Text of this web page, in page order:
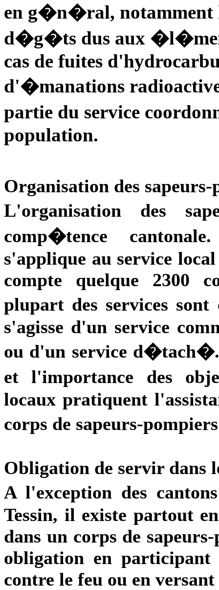
en g�n�ral, notamment
d�g�ts dus aux
cas de fuites
d'�manations
partie du service
population.
Organisation des
L'organisation des
comp�tence
s'applique au service
compte quelque 2300
plupart des services
s'agisse d'un service
ou d'un service
et l'importance des
locaux pratiquent
corps de sapeurs-
Obligation de servir dans
A l'exception des
Tessin, il existe partout
dans un corps de
obligation en
contre le feu ou en